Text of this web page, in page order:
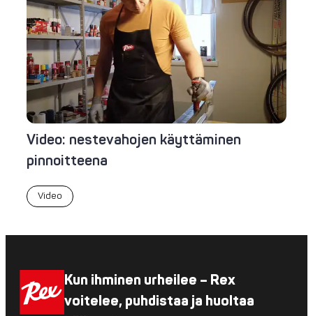
Video: nestevahojen käyttäminen
pinnoitteena
Video
Kun ihminen urheilee – Rex
voitelee, puhdistaa ja huoltaa